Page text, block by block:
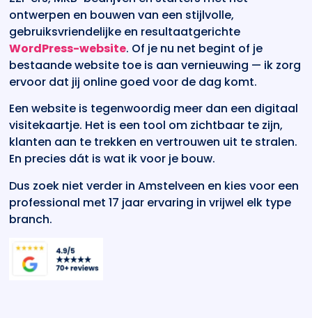
ontwerpen en bouwen van een stijlvolle,
gebruiksvriendelijke en resultaatgerichte
WordPress-website. Of je nu net begint of je
bestaande website toe is aan vernieuwing — ik zorg
ervoor dat jij online goed voor de dag komt.
Een website is tegenwoordig meer dan een digitaal
visitekaartje. Het is een tool om zichtbaar te zijn,
klanten aan te trekken en vertrouwen uit te stralen.
En precies dát is wat ik voor je bouw.
Dus zoek niet verder in Amstelveen en kies voor een
professional met 17 jaar ervaring in vrijwel elk type
branch.